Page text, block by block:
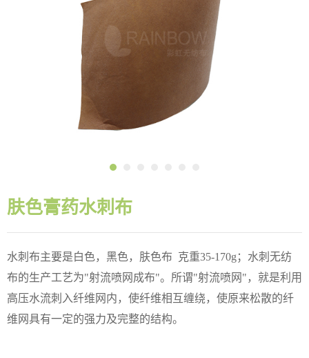
肤色膏药水刺布
水刺布主要是白色，黑色，肤色布 克重35-170g；水刺无纺
布的生产工艺为"射流喷网成布"。所谓"射流喷网"，就是利用
高压水流刺入纤维网内，使纤维相互缠绕，使原来松散的纤
维网具有一定的强力及完整的结构。